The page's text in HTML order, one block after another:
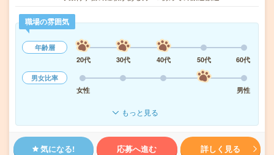
職場の雰囲気
年齢層
20代
30代 40代 50代
60代
男女比率
女性
男性
もっと見る
気になる! 応募へ進む 詳しく見る